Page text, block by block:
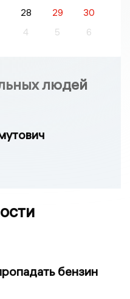
28 29
30
4 5 6
людей
бензин